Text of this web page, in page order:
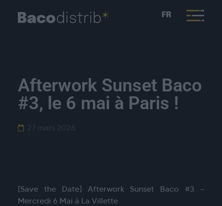
FR
Afterwork Sunset Baco
#3, le 6 mai à Paris !
27 mars 2026
[Save the Date] Afterwork Sunset Baco #3 –
Mercredi 6 Mai à La Villette